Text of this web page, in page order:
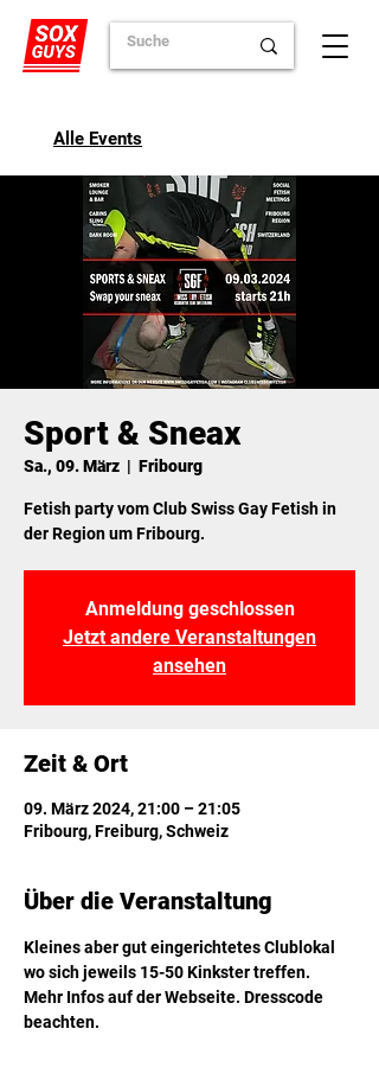
Alle Events
Sport & Sneax
Sa., 09. März
  |
Fribourg
Fetish party vom Club Swiss Gay Fetish in
der Region um Fribourg.
Anmeldung geschlossen
Jetzt andere Veranstaltungen
ansehen
Zeit & Ort
09. März 2024, 21:00 – 21:05
Fribourg, Freiburg, Schweiz
Über die Veranstaltung
Kleines aber gut eingerichtetes Clublokal
wo sich jeweils 15-50 Kinkster treffen.
Mehr Infos auf der Webseite. Dresscode
beachten.